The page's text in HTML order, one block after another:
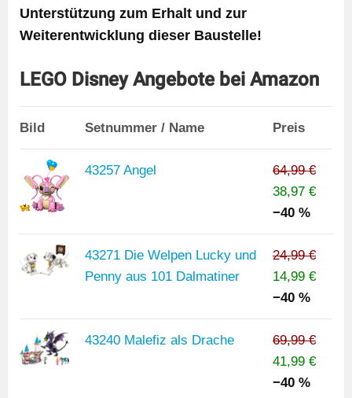
Unterstützung zum Erhalt und zur
Weiterentwicklung dieser Baustelle!
LEGO Disney Angebote bei Amazon
Bild Setnummer / Name Preis
43257 Angel
64,99 €
38,97 €
−40 %
43271 Die Welpen Lucky und
Penny aus 101 Dalmatiner
24,99 €
14,99 €
−40 %
43240 Malefiz als Drache
69,99 €
41,99 €
−40 %